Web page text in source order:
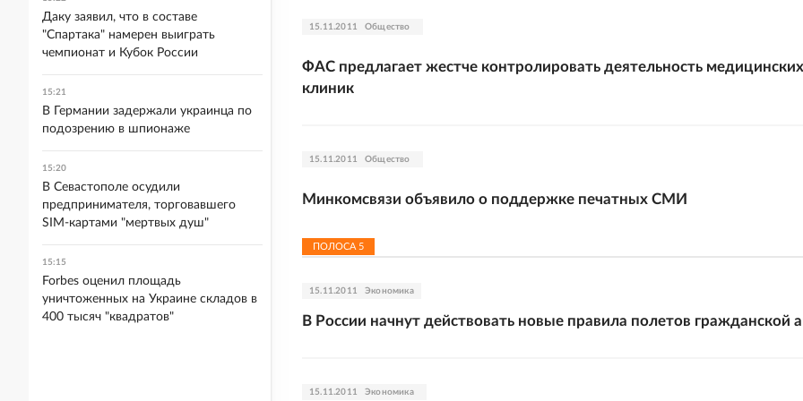
15.11.2011 Общество
ФАС предлагает жестче контролировать деятельность медицинских
клиник
15.11.2011 Общество
Минкомсвязи объявило о поддержке печатных СМИ
ПОЛОСА 5
15.11.2011 Экономика
В России начнут действовать новые правила полетов гражданской
15.11.2011 Экономика
Даку заявил, что в составе
"Спартака" намерен выиграть
чемпионат и Кубок России
15:21
В Германии задержали украинца по
подозрению в шпионаже
15:20
В Севастополе осудили
предпринимателя, торговавшего
SIM-картами "мертвых душ"
15:15
Forbes оценил площадь
уничтоженных на Украине складов в
400 тысяч "квадратов"